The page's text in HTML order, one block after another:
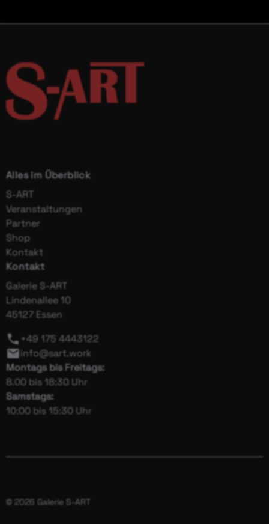
Alles im Überblick
S-ART
Veranstaltungen
Partner
Shop
Kontakt
Kontakt
Galerie S-ART
Lindenallee 10
45127 Essen
+49 175 4443122
info@sart.work
Montags bis Freitags:
8.00 bis 18:30 Uhr
Samstags:
10:00 bis 15:30 Uhr
© 2026 Galerie S-ART